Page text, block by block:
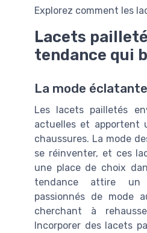
Explorez comment les
Lacets
tendance qui
La mode
Les lacets pailletés
actuelles et apportent
chaussures. La mode
se réinventer, et ces
une place de choix
tendance attire un
passionnés de mode
cherchant à
Incorporer des lacets